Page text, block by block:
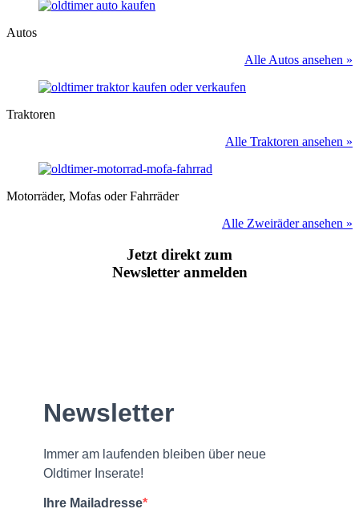
Autos
Alle Autos ansehen »
Traktoren
Alle Traktoren ansehen »
Motorräder, Mofas oder Fahrräder
Alle Zweiräder ansehen »
Jetzt direkt zum
Newsletter anmelden